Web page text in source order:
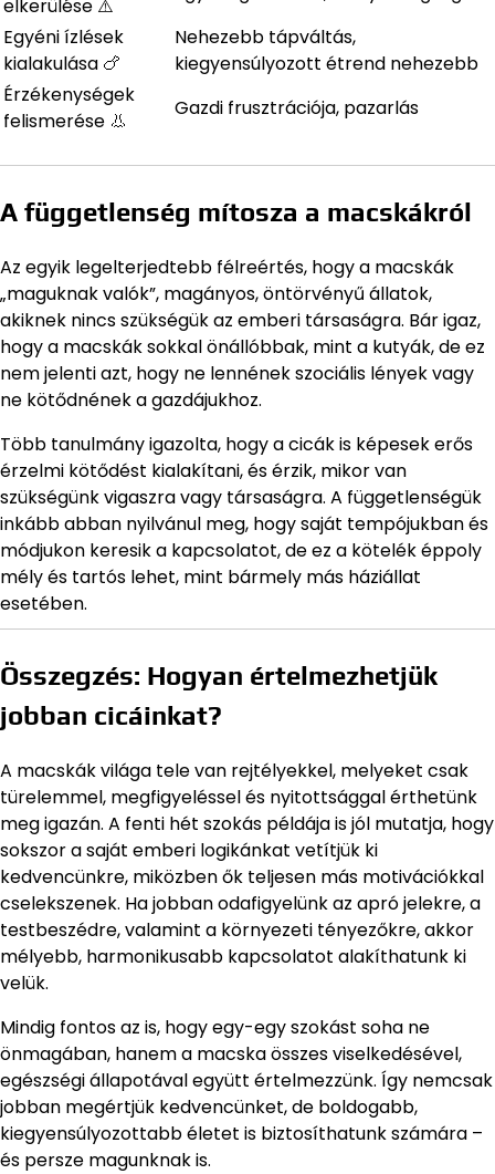
elkerülése ⚠️
Egyéni ízlések
kialakulása 🍗
Nehezebb tápváltás,
kiegyensúlyozott étrend nehezebb
Érzékenységek
felismerése 👃
Gazdi frusztrációja, pazarlás
A függetlenség mítosza a macskákról
Az egyik legelterjedtebb félreértés, hogy a macskák
„maguknak valók”, magányos, öntörvényű állatok,
akiknek nincs szükségük az emberi társaságra. Bár igaz,
hogy a macskák sokkal önállóbbak, mint a kutyák, de ez
nem jelenti azt, hogy ne lennének szociális lények vagy
ne kötődnének a gazdájukhoz.
Több tanulmány igazolta, hogy a cicák is képesek erős
érzelmi kötődést kialakítani, és érzik, mikor van
szükségünk vigaszra vagy társaságra. A függetlenségük
inkább abban nyilvánul meg, hogy saját tempójukban és
módjukon keresik a kapcsolatot, de ez a kötelék éppoly
mély és tartós lehet, mint bármely más háziállat
esetében.
Összegzés: Hogyan értelmezhetjük
jobban cicáinkat?
A macskák világa tele van rejtélyekkel, melyeket csak
türelemmel, megfigyeléssel és nyitottsággal érthetünk
meg igazán. A fenti hét szokás példája is jól mutatja, hogy
sokszor a saját emberi logikánkat vetítjük ki
kedvencünkre, miközben ők teljesen más motivációkkal
cselekszenek. Ha jobban odafigyelünk az apró jelekre, a
testbeszédre, valamint a környezeti tényezőkre, akkor
mélyebb, harmonikusabb kapcsolatot alakíthatunk ki
velük.
Mindig fontos az is, hogy egy-egy szokást soha ne
önmagában, hanem a macska összes viselkedésével,
egészségi állapotával együtt értelmezzünk. Így nemcsak
jobban megértjük kedvencünket, de boldogabb,
kiegyensúlyozottabb életet is biztosíthatunk számára –
és persze magunknak is.